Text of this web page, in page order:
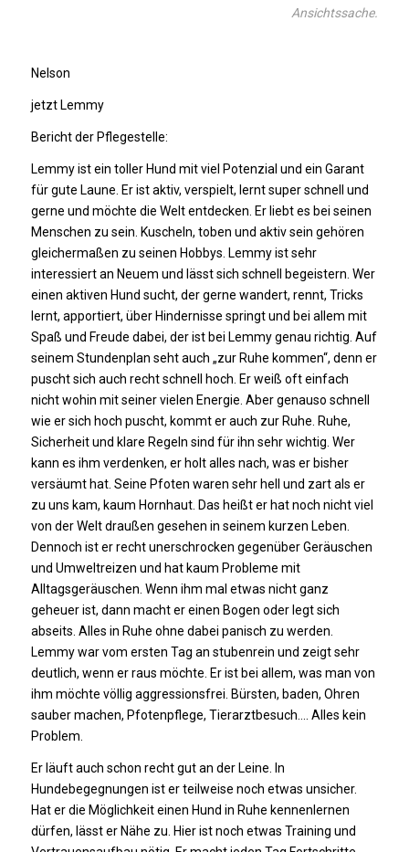
Ansichtssache.
Nelson
jetzt Lemmy
Bericht der Pflegestelle:
Lemmy ist ein toller Hund mit viel Potenzial und ein Garant
für gute Laune. Er ist aktiv, verspielt, lernt super schnell und
gerne und möchte die Welt entdecken. Er liebt es bei seinen
Menschen zu sein. Kuscheln, toben und aktiv sein gehören
gleichermaßen zu seinen Hobbys. Lemmy ist sehr
interessiert an Neuem und lässt sich schnell begeistern. Wer
einen aktiven Hund sucht, der gerne wandert, rennt, Tricks
lernt, apportiert, über Hindernisse springt und bei allem mit
Spaß und Freude dabei, der ist bei Lemmy genau richtig. Auf
seinem Stundenplan seht auch „zur Ruhe kommen“, denn er
puscht sich auch recht schnell hoch. Er weiß oft einfach
nicht wohin mit seiner vielen Energie. Aber genauso schnell
wie er sich hoch puscht, kommt er auch zur Ruhe. Ruhe,
Sicherheit und klare Regeln sind für ihn sehr wichtig. Wer
kann es ihm verdenken, er holt alles nach, was er bisher
versäumt hat. Seine Pfoten waren sehr hell und zart als er
zu uns kam, kaum Hornhaut. Das heißt er hat noch nicht viel
von der Welt draußen gesehen in seinem kurzen Leben.
Dennoch ist er recht unerschrocken gegenüber Geräuschen
und Umweltreizen und hat kaum Probleme mit
Alltagsgeräuschen. Wenn ihm mal etwas nicht ganz
geheuer ist, dann macht er einen Bogen oder legt sich
abseits. Alles in Ruhe ohne dabei panisch zu werden.
Lemmy war vom ersten Tag an stubenrein und zeigt sehr
deutlich, wenn er raus möchte. Er ist bei allem, was man von
ihm möchte völlig aggressionsfrei. Bürsten, baden, Ohren
sauber machen, Pfotenpflege, Tierarztbesuch…. Alles kein
Problem.
Er läuft auch schon recht gut an der Leine. In
Hundebegegnungen ist er teilweise noch etwas unsicher.
Hat er die Möglichkeit einen Hund in Ruhe kennenlernen
dürfen, lässt er Nähe zu. Hier ist noch etwas Training und